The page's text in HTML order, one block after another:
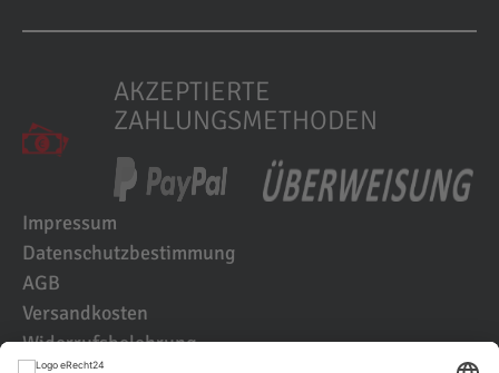
AKZEPTIERTE
ZAHLUNGSMETHODEN
Impressum
Datenschutzbestimmung
AGB
Versandkosten
Widerrufsbelehrung